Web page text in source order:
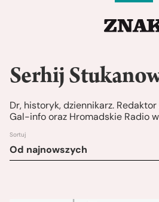
Serhij
Dr, historyk, dziennikarz.
Gal-info oraz Hromadskie Radio
Sortuj
Od najnowszych